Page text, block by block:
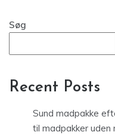
Søg
Recent Posts
Sund madpakke
til madpakker uden